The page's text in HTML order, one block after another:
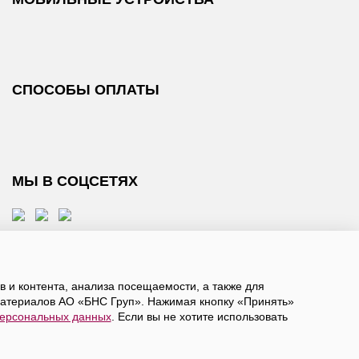
СПОСОБЫ ОПЛАТЫ
МЫ В СОЦСЕТЯХ
, даетесогласие на обработку персональных данных
контента, анализа посещаемости, а также для
АО «БНС Груп». Нажимая кнопку «Принять»
данных. Если вы не хотите использовать